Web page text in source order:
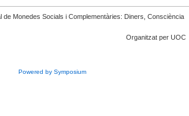
de Monedes Socials i Complementàries: Diners, Consciència
Organitzat per UOC
Powered by Symposium